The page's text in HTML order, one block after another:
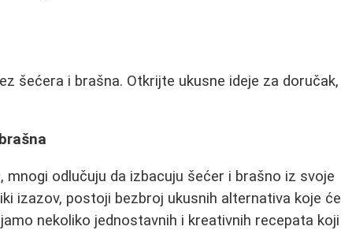
šećera i brašna. Otkrijte ukusne ideje za doručak,
odlučuju da izbacuju šećer i brašno iz svoje
izazov, postoji bezbroj ukusnih alternativa koje će
nekoliko jednostavnih i kreativnih recepata koji